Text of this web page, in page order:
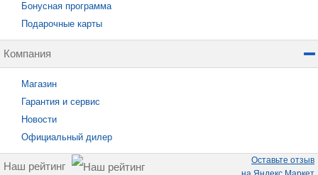
Бонусная программа
Подарочные карты
Компания
Магазин
Гарантия и сервис
Новости
Официальный дилер
Наш рейтинг
Оставьте отзыв